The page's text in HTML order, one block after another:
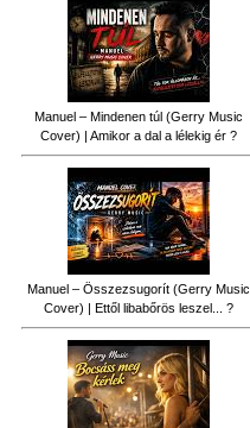
Manuel – Mindenen túl (Gerry Music
Cover) | Amikor a dal a lélekig ér ?
Manuel – Összezsugorít (Gerry Music
Cover) | Ettől libabőrös leszel... ?